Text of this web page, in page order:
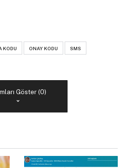
KODU ONAY KODU SMS
Göster (0)